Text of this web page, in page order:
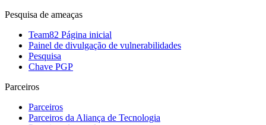
Pesquisa de ameaças
Team82 Página inicial
Painel de divulgação de vulnerabilidades
Pesquisa
Chave PGP
Parceiros
Parceiros
Parceiros da Aliança de Tecnologia